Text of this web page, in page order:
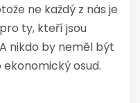
ne každý z nás je
ty, kteří jsou
nikdo by neměl být
osud.